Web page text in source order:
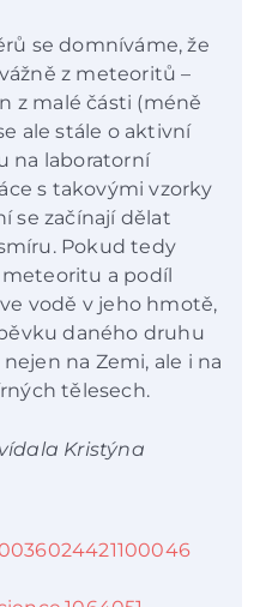
se domníváme, že
z meteoritů –
z malé části (méně
ale stále o aktivní
na laboratorní
s takovými vzorky
se začínají dělat
Pokud tedy
a podíl
vodě v jeho hmotě,
daného druhu
na Zemi, ale i na
tělesech.
Kristýna